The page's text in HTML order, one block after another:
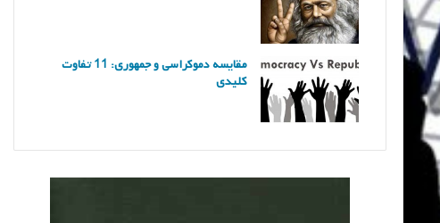
مقایسه دموکراسی و جمهوری: 11 تفاوت
کلیدی